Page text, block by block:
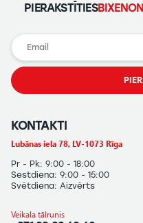
PIERAKSTĪTIES
KONTAKTI
Lubānas iela 78, LV-1073 Rīga
Pr - Pk: 9:00 - 18:00
Sestdiena: 9:00 - 15:00
Svētdiena: Aizvērts
Veikala tālrunis